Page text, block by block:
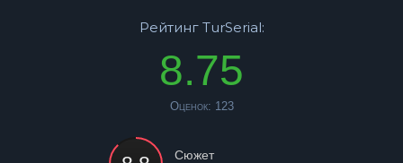
Рейтинг TurSerial:
8.75
Оценок: 123
Сюжет